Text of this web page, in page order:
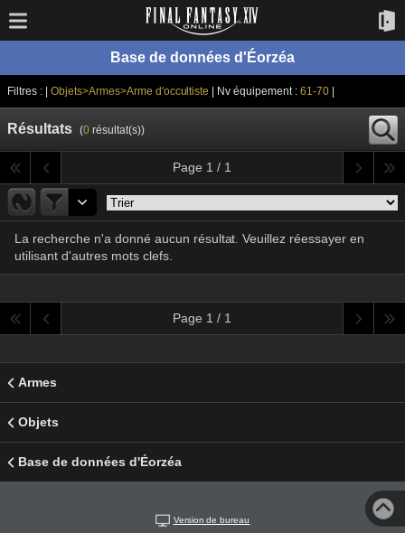
Base de données d'Éorzéa
Filtres : | Objets>Armes>Arme d'occultiste | Nv équipement :61-70
Résultats (0résultat(s))
Page 1 / 1
La recherche n'a donné aucun résultat. Veuillez réessayer en
utilisant d'autres mots clefs.
Page 1 / 1
Armes
Objets
Base de données d'Éorzéa
Version de bureau